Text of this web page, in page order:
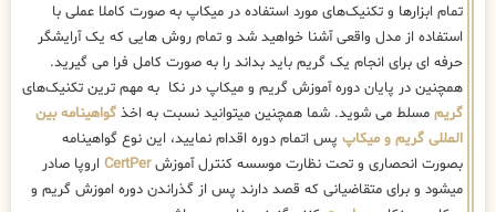
تمام ابزارها و تکنیک‌های مورد استفاده در میکاپ به صورت کاملا عملی با
استفاده از مدل واقعی آشنا خواهید شد و تمام روش هایی که یک آرایشگر
حرفه ای برای انجام یک گریم باید بداند را به صورت کامل فرا می گیرید.
همچنین در پایان دوره آموزش گریم و میکاپ در نکا به مهم ترین تکنیک‌های
گریم مسلط می شوید. شما همچنین میتوانید نسبت به اخذ گواهینامه بین
المللی گریم و میکاپ پس اتمام دوره اقدام نمایید، این نوع گواهینامه
بصورت انحصاری و تحت نظارت موسسه کنترل آموزشCertPer اروپا صادر
میشود و برای متقاضیانی که قصد دارند پس از گذراندن دوره اموزش گریم و